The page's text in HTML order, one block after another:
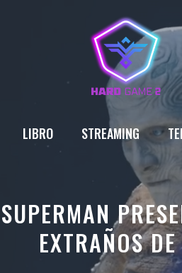
LIBRO STREAMING
EXTRAÑOS